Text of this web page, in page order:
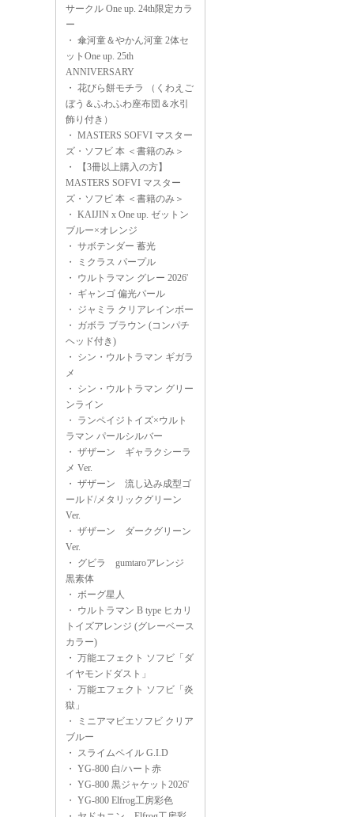
サークル One up. 24th限定カラ
ー
・ 傘河童＆やかん河童 2体セ
ットOne up. 25th
ANNIVERSARY
・ 花びら餅モチラ （くわえご
ぼう＆ふわふわ座布団＆水引
飾り付き）
・ MASTERS SOFVI マスター
ズ・ソフビ 本 ＜書籍のみ＞
・
【3冊以上購入の方】
MASTERS SOFVI マスター
ズ・ソフビ 本 ＜書籍のみ＞
・ KAIJIN x One up. ゼットン
ブルー×オレンジ
・ サボテンダー 蓄光
・
ミクラス パープル
・ ウルトラマン グレー 2026'
・ ギャンゴ 偏光パール
・ ジャミラ クリアレインボー
・ ガボラ ブラウン (コンパチ
ヘッド付き)
・ シン・ウルトラマン ギガラ
メ
・ シン・ウルトラマン グリー
ンライン
・ ランペイジトイズ×ウルト
ラマン パールシルバー
・ ザザーン ギャラクシーラ
メ Ver.
・ ザザーン 流し込み成型ゴ
ールド/メタリックグリーン
Ver.
・ ザザーン ダークグリーン
Ver.
・ グビラ gumtaroアレンジ
黒素体
・ ボーグ星人
・ ウルトラマン B type ヒカリ
トイズアレンジ (グレーベース
カラー)
・ 万能エフェクト ソフビ「ダ
イヤモンドダスト」
・ 万能エフェクト ソフビ「炎
獄」
・
ミニアマビエソフビ クリア
ブルー
・ スライムペイル G.I.D
・ YG-800 白/ハート赤
・ YG-800 黒ジャケット2026'
・ YG-800 Elfrog工房彩色